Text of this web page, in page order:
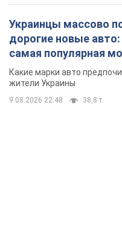
Украинцы массово
дорогие новые
самая популярная
Какие марки авто
жители Украины
9.08.2026 22:48 38,8 т.